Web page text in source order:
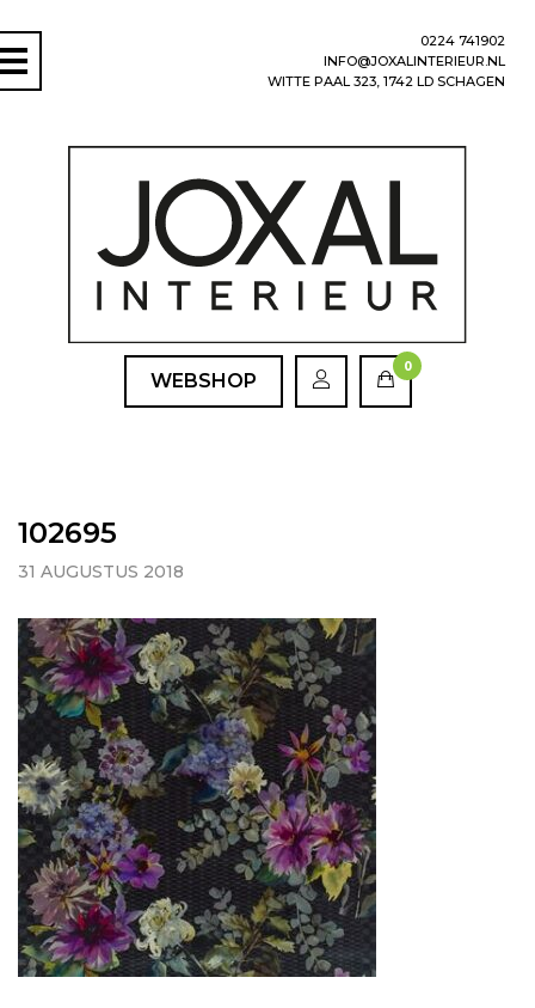
0224 741902
INFO@JOXALINTERIEUR.NL
WITTE PAAL 323, 1742 LD SCHAGEN
WEBSHOP
0
102695
31 AUGUSTUS 2018